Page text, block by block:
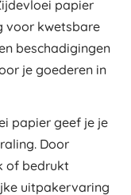
papier
voor kwetsbare
beschadigingen
je goederen in
papier geef je je
Door
of bedrukt
uitpakervaring